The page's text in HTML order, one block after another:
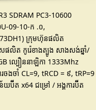
SDRAM PC3-10600
09-10-ក .០,
ក្រុមហ៊ុនផលិត
ផលិត កូរ៉េខាងត្បូង សាងសង់ឆ្នាំ/
ល្បឿននាឡិកា 1333Mhz
ចងចាំ CL=9, tRCD = ៩, tRP=9
ប៊ីត x64 ជម្រៅ / អង្គការប៊ីត